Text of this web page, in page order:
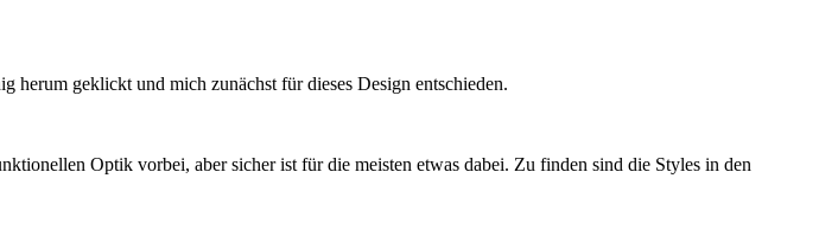
herum geklickt und mich zunächst für dieses Design entschieden.
Optik vorbei, aber sicher ist für die meisten etwas dabei. Zu finden sind die Styles in den